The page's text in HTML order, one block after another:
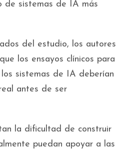
de sistemas de IA más
del estudio, los autores
los ensayos clínicos para
sistemas de IA deberían
antes de ser
la dificultad de construir
puedan apoyar a las